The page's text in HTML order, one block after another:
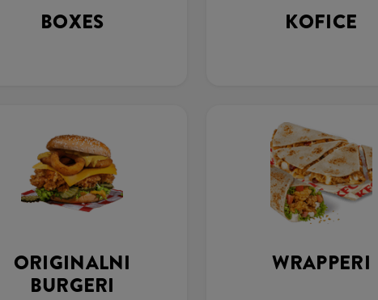
BOXES KOFICE
ORIGINALNI
BURGERI
WRAPPERI